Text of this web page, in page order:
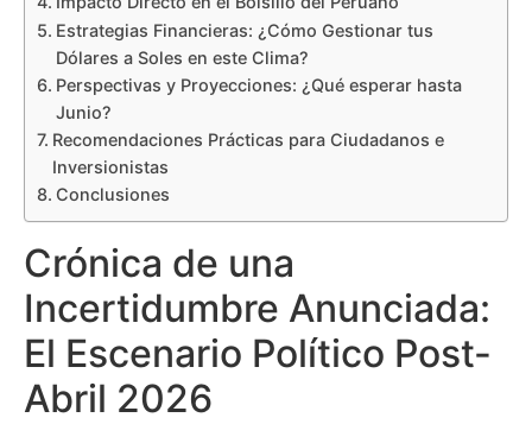
Estrategias Financieras: ¿Cómo Gestionar tus
Dólares a Soles en este Clima?
Perspectivas y Proyecciones: ¿Qué esperar hasta
Junio?
Recomendaciones Prácticas para Ciudadanos e
Inversionistas
Conclusiones
Crónica de una
Incertidumbre Anunciada:
El Escenario Político Post-
Abril 2026